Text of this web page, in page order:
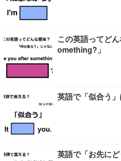
この英語ってど
omething?」
英語で「似合う
英語で「お先に